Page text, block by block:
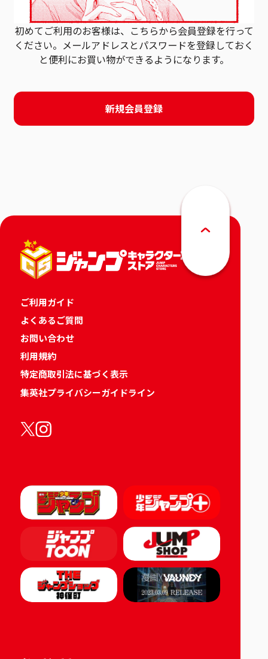
初めてご利用のお客様は、こちらから会員登録を行って
ください。 メールアドレスとパスワードを登録しておく
と便利にお買い物ができるようになります。
新規会員登録
ご利用ガイド
よくあるご質問
お問い合わせ
利用規約
特定商取引法に基づく表示
集英社プライバシーガイドライン